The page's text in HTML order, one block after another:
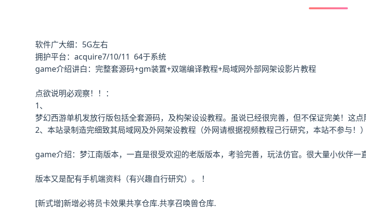
软件广大细：5G左右
拥护平台：acquire7/10/11 64于系统
game介绍讲白：完整套源码+gm装置+双端编译教程+局域网外部网架设影片教程
点欲说明必观察！！：
1、
梦幻西游单机发放行版包括全套源码，及构架设设教程。虽说已经很完善，但不保证完美！这
2、本站录制造完细致其局域网及外网架设教程（外网请根据视频教程己行研究，本站不参与！
game介绍：梦江南版本，一直是很受欢迎的老版版本，考验完善，玩法仿官。很大量小伙伴
版本又是配有手机端资料（有兴趣自行研究）。 ！
[新式增]新增必将员卡效果共享仓库.共享召唤兽仓库.